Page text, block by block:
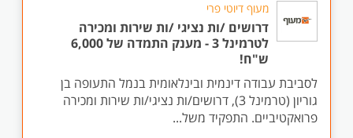
מעוף דיוטי פרי
דרושים /ות נציגי /ות שירות ומכירה
לטרמינל 3 - מענק התמדה של 6,000
ש"ח!
לסביבת עבודה דינמית ובינלאומית בנמל התעופה בן
גוריון (טרמינל 3), דרושים/ות נציגי/ות שירות ומכירה
פרואקטיביים. התפקיד משל...